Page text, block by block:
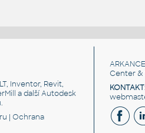
Inventor, Revit,
a další Autodesk
.
|Ochrana
ARKANCE
Center &